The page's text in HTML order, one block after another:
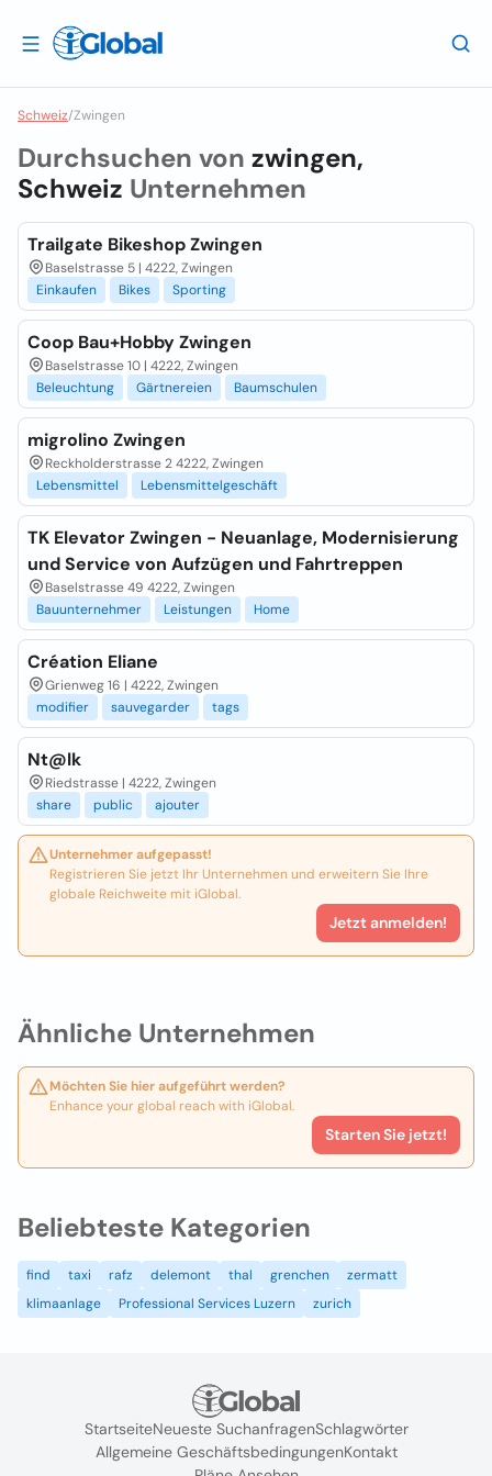
Schweiz/Zwingen
Ähnliche Unternehmen
Möchten Sie hier aufgeführt werden?
Enhance your global reach with iGlobal.
Starten Sie jetzt!
Durchsuchen von zwingen,
Schweiz Unternehmen
Trailgate Bikeshop Zwingen
Baselstrasse 5 | 4222, Zwingen
Einkaufen
Bikes Sporting
Coop Bau+Hobby Zwingen
Baselstrasse 10 | 4222, Zwingen
Beleuchtung
Gärtnereien Baumschulen
migrolino Zwingen
Reckholderstrasse 2 4222, Zwingen
Lebensmittel
Lebensmittelgeschäft
TK Elevator Zwingen - Neuanlage, Modernisierung
und Service von Aufzügen und Fahrtreppen
Baselstrasse 49 4222, Zwingen
Bauunternehmer
Leistungen Home
Création Eliane
Grienweg 16 | 4222, Zwingen
modifier
sauvegarder tags
Nt@lk
Riedstrasse | 4222, Zwingen
share
public ajouter
Unternehmer aufgepasst!
Registrieren Sie jetzt Ihr Unternehmen und erweitern Sie Ihre
globale Reichweite mit iGlobal.
Jetzt anmelden!
Beliebteste Kategorien
find taxi rafz delemont thal grenchen
zermatt
klimaanlage
Professional Services Luzern zurich
StartseiteNeueste SuchanfragenSchlagwörter
Allgemeine GeschäftsbedingungenKontakt